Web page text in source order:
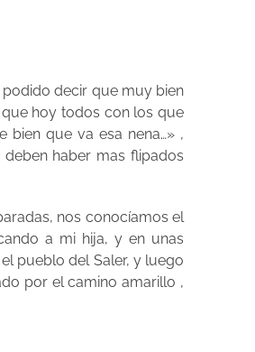
podido decir que muy bien
hoy todos con los que
bien que va esa nena…» ,
deben haber mas flipados
nos conocíamos el
a mi hija, y en unas
pueblo del Saler, y luego
por el camino amarillo ,